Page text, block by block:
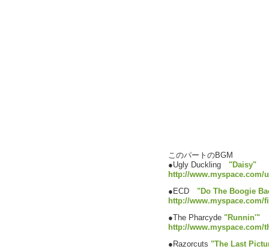
このパートのBGM
●Ugly Duckling "Daisy"
http://www.myspace.com/
●ECD "Do The Boogie
http://www.myspace.com/
●The Pharcyde "Runnin'"
http://www.myspace.com/
●Razorcuts "The Last